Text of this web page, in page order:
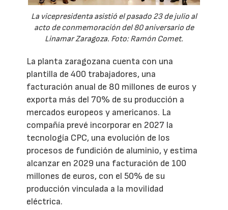
La vicepresidenta asistió el pasado 23 de julio al
acto de conmemoración del 80 aniversario de
Linamar Zaragoza. Foto: Ramón Comet.
La planta zaragozana cuenta con una
plantilla de 400 trabajadores, una
facturación anual de 80 millones de euros y
exporta más del 70% de su producción a
mercados europeos y americanos. La
compañía prevé incorporar en 2027 la
tecnología CPC, una evolución de los
procesos de fundición de aluminio, y estima
alcanzar en 2029 una facturación de 100
millones de euros, con el 50% de su
producción vinculada a la movilidad
eléctrica.